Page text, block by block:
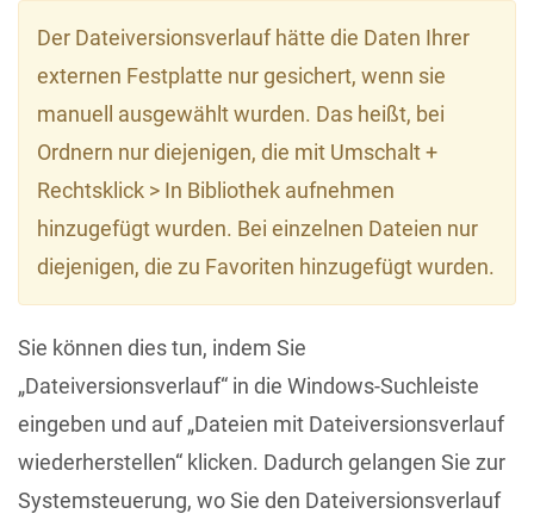
Der Dateiversionsverlauf hätte die Daten Ihrer
externen Festplatte nur gesichert, wenn sie
manuell ausgewählt wurden. Das heißt, bei
Ordnern nur diejenigen, die mit Umschalt +
Rechtsklick > In Bibliothek aufnehmen
hinzugefügt wurden. Bei einzelnen Dateien nur
diejenigen, die zu Favoriten hinzugefügt wurden.
Sie können dies tun, indem Sie
„Dateiversionsverlauf“ in die Windows-Suchleiste
eingeben und auf „Dateien mit Dateiversionsverlauf
wiederherstellen“ klicken. Dadurch gelangen Sie zur
Systemsteuerung, wo Sie den Dateiversionsverlauf